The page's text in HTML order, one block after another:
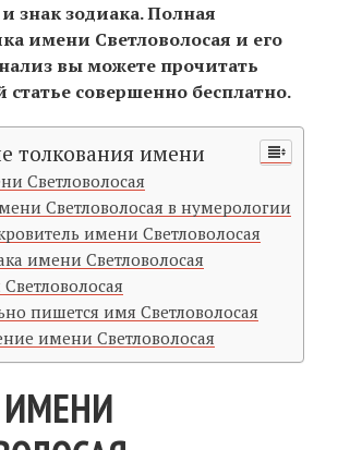
знак зодиака. Полная
имени Светловолосая и его
вы можете прочитать
статье совершенно бесплатно.
толкования имени
Светловолосая
Светловолосая в нумерологии
имени Светловолосая
имени Светловолосая
пишется имя Светловолосая
имени Светловолосая